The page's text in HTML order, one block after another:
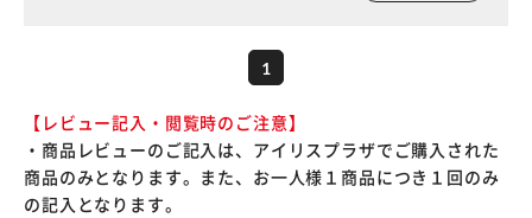
1
【レビュー記入・閲覧時のご注意】
・商品レビューのご記入は、アイリスプラザでご購入された
商品のみとなります。また、お一人様１商品につき１回のみ
の記入となります。